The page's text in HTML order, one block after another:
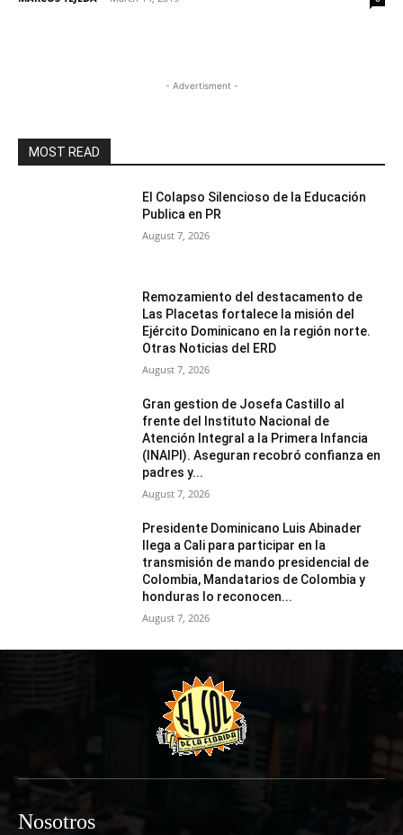
- Advertisment -
MOST READ
El Colapso Silencioso de la Educación
Publica en PR
August 7, 2026
Remozamiento del destacamento de
Las Placetas fortalece la misión del
Ejército Dominicano en la región norte.
Otras Noticias del ERD
August 7, 2026
Gran gestion de Josefa Castillo al
frente del Instituto Nacional de
Atención Integral a la Primera Infancia
(INAIPI). Aseguran recobró confianza en
padres y...
August 7, 2026
Presidente Dominicano Luis Abinader
llega a Cali para participar en la
transmisión de mando presidencial de
Colombia, Mandatarios de Colombia y
honduras lo reconocen...
August 7, 2026
Nosotros